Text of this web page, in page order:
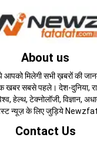
About us
मिलेगी सभी ख़बरों की
सबसे पहले। देश-दुनिया,
हेल्थ, टेक्नोलॉजी, विज्ञान,
न्यूज़ के लिए जुड़िये
Contact Us